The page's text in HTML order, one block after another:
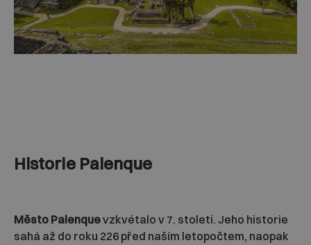
Historie Palenque
Město Palenquevzkvétalo v 7. století. Jeho historie
sahá až do roku 226 před naším letopočtem, naopak